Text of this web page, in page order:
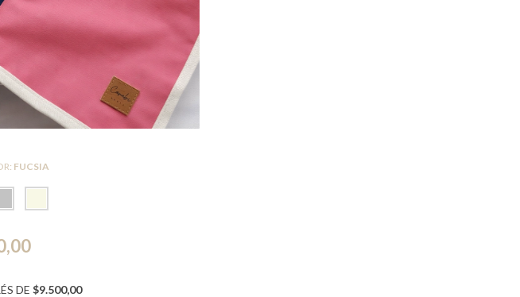
FUCSIA
DE $9.500,00